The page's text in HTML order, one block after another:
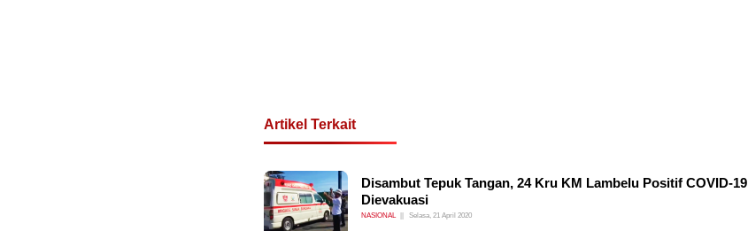
Artikel Terkait
Disambut Tepuk Tangan, 24 Kru KM Lambelu Positif COVID-19
Dievakuasi
NASIONAL Selasa, 21 April 2020